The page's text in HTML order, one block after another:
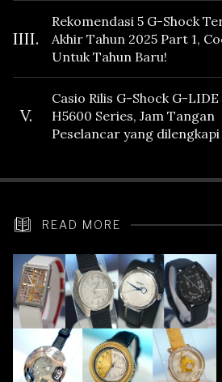
IIII.
Rekomendasi 5 G-Shock
Akhir Tahun 2025 Part 1,
Untuk Tahun Baru!
V.
Casio Rilis G-Shock G-
H5600 Series, Jam Tangan
Peselancar yang
READ MORE